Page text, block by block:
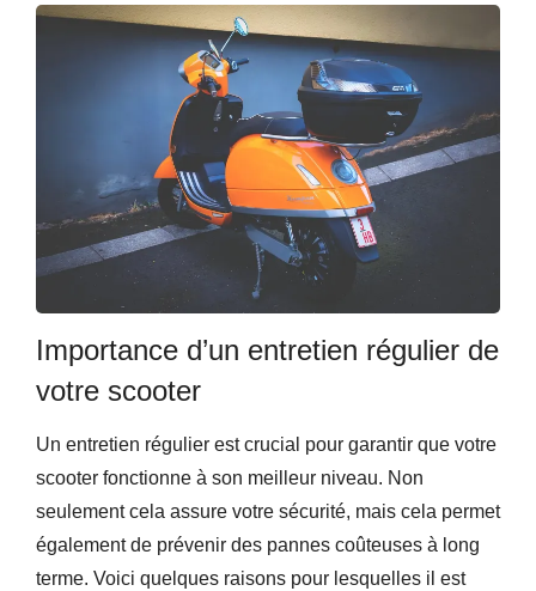
Importance d’un entretien régulier de
votre scooter
Un entretien régulier est crucial pour garantir que votre
scooter fonctionne à son meilleur niveau. Non
seulement cela assure votre sécurité, mais cela permet
également de prévenir des pannes coûteuses à long
terme. Voici quelques raisons pour lesquelles il est